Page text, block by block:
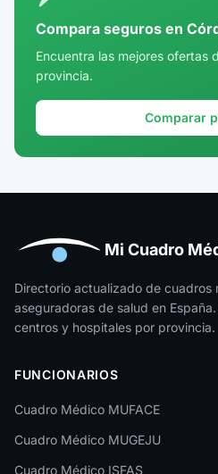
Córdoba
Cuenca
Girona
Huesca
Jaén
La Rioja
León
Lleida
Lugo
Compara seguros en
Encuentra las mejores ofertas
provincia.
Comparar
Mi Cuadro
Directorio actualizado de cuadros
aseguradoras de salud en
centros y hospitales por provincia.
FUNCIONARIOS
Cuadro Médico MUFACE
Cuadro Médico MUGEJU
Cuadro Médico ISFAS